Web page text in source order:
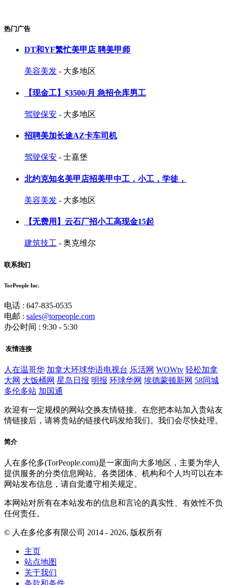
热门广告
DT和YF繁忙美甲店 聘美甲师
美容美发 - 大多地区
【现金工】$3500/月 急招仓库男工
驾驶保安 - 大多地区
招聘美加长途AZ卡车司机
驾驶保安 - 士嘉堡
北约克知名美甲店招美甲中工，小工，学徒，
美容美发 - 大多地区
【无费用】云石厂招小工高现金15起
建筑技工 - 奥克维尔
联系我们
TorPeople Inc.
电话 : 647-835-0535
电邮 : sales@torpeople.com
办公时间 : 9:30 - 5:30
友情连接
人在温哥华 加拿大环球华语电视台 乐活网 WOWtv 轻松加拿
大网 大饭桶网 星岛日报 明报 环球华网 埃德蒙顿新网 58同城
多伦多站 加国通
欢迎有一定规模的网站交换友情链接。在您把本站加入贵站友
情链接后，请将贵站的链接代码发给我们。我们会尽快处理。
简介
人在多伦多(TorPeople.com)是一家面向大多地区，主要为华人
提供服务的分类信息网站。各类团体、机构和个人均可以在本
网站发布信息，请自觉遵守相关规定。
本网站对所有在本站发布的信息和言论的真实性、有效性不负
任何责任。
© 人在多伦多有限公司 2014 - 2026, 版权所有
主页
站点地图
关于我们